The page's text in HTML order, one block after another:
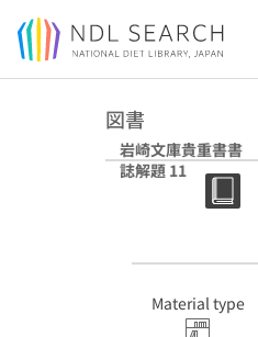
Jump to main content
図書
岩崎文庫貴重書書
誌解題 11
Material type